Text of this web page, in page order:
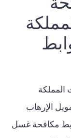
٢٠٢٦: أصدرت المملكة
الإرهاب
ضوابط مكافحة غسل